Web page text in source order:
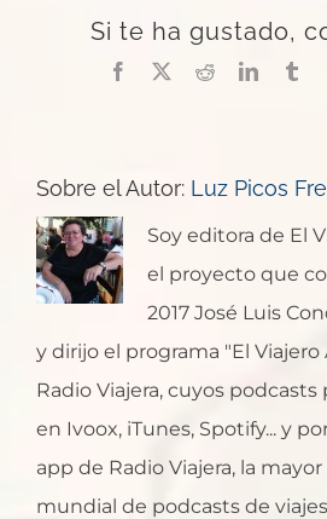
Si te ha gustado,
Facebook
X RedditLinkedIn
Sobre el Autor: Luz Picos
Soy editora de El
el proyecto que
2017 José Luis
y dirijo el programa "El
Radio Viajera, cuyos
en Ivoox, iTunes, Spotify... y
app de Radio Viajera, la
mundial de podcasts de